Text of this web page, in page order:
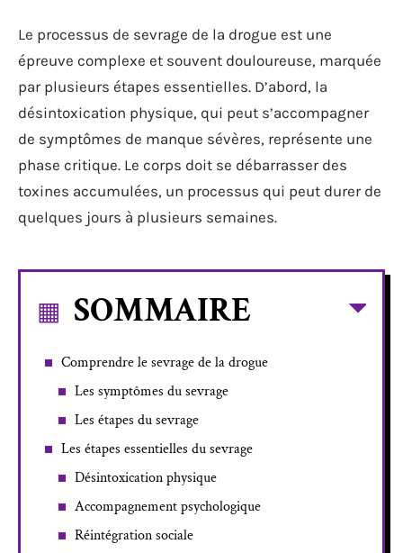
Le processus de sevrage de la drogue est une
épreuve complexe et souvent douloureuse, marquée
par plusieurs étapes essentielles. D’abord, la
désintoxication physique, qui peut s’accompagner
de symptômes de manque sévères, représente une
phase critique. Le corps doit se débarrasser des
toxines accumulées, un processus qui peut durer de
quelques jours à plusieurs semaines.
SOMMAIRE
Comprendre le sevrage de la drogue
Les symptômes du sevrage
Les étapes du sevrage
Les étapes essentielles du sevrage
Désintoxication physique
Accompagnement psychologique
Réintégration sociale